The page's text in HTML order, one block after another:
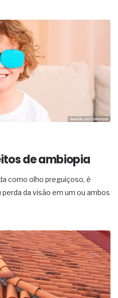
de ambiopia
como olho preguiçoso, é
da visão em um ou ambos